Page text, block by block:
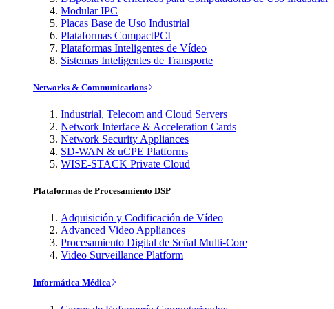
Modular IPC
Placas Base de Uso Industrial
Plataformas CompactPCI
Plataformas Inteligentes de Vídeo
Sistemas Inteligentes de Transporte
Networks & Communications
Industrial, Telecom and Cloud Servers
Network Interface & Acceleration Cards
Network Security Appliances
SD-WAN & uCPE Platforms
WISE-STACK Private Cloud
Plataformas de Procesamiento DSP
Adquisición y Codificación de Vídeo
Advanced Video Appliances
Procesamiento Digital de Señal Multi-Core
Video Surveillance Platform
Informática Médica